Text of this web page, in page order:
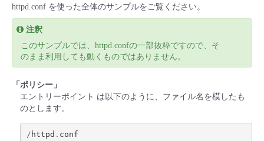
サポート
管理機能
モニタリング/監査
サポート
すべてのメニューを見る
ネットワーク
IoT
サポート
- 新規お申し込み方法
- 初期設定・確認
- ユーザー機能の管理
- セキュリティ・監査
- マルチクラウド利用
- リモートワーク
サービス稼働状況
故障/メンテナンス履歴
定期メンテナンス
パートナー
協業パートナー
トレーニング/操作動画
脱炭素化
httpd.conf を使った全体のサンプルをご覧ください。
注釈
このサンプルでは、httpd.confの一部抜粋ですので、そ
のまま利用しても動くものではありません。
「ポリシー」
エントリーポイント は以下のように、ファイル名を模したも
のとします。
/ httpd . conf